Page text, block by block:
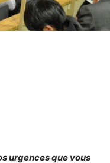
urgences que vous